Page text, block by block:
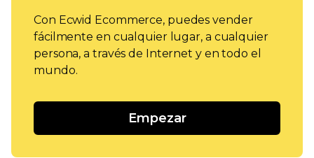
Con Ecwid Ecommerce, puedes vender
fácilmente en cualquier lugar, a cualquier
persona, a través de Internet y en todo el
mundo.
Empezar